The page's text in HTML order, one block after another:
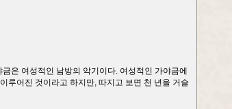
은 여성적인 남방의 악기이다. 여성적인 가야금에
루어진 것이라고 하지만, 따지고 보면 천 년을 거슬